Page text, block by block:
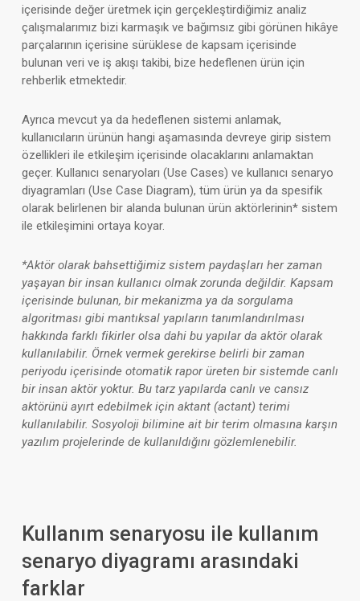
içerisinde değer üretmek için gerçekleştirdiğimiz analiz
çalışmalarımız bizi karmaşık ve bağımsız gibi görünen hikâye
parçalarının içerisine sürüklese de kapsam içerisinde
bulunan veri ve iş akışı takibi, bize hedeflenen ürün için
rehberlik etmektedir.
Ayrıca mevcut ya da hedeflenen sistemi anlamak,
kullanıcıların ürünün hangi aşamasında devreye girip sistem
özellikleri ile etkileşim içerisinde olacaklarını anlamaktan
geçer. Kullanıcı senaryoları (Use Cases) ve kullanıcı senaryo
diyagramları (Use Case Diagram), tüm ürün ya da spesifik
olarak belirlenen bir alanda bulunan ürün aktörlerinin* sistem
ile etkileşimini ortaya koyar.
*Aktör olarak bahsettiğimiz sistem paydaşları her zaman
yaşayan bir insan kullanıcı olmak zorunda değildir. Kapsam
içerisinde bulunan, bir mekanizma ya da sorgulama
algoritması gibi mantıksal yapıların tanımlandırılması
hakkında farklı fikirler olsa dahi bu yapılar da aktör olarak
kullanılabilir. Örnek vermek gerekirse belirli bir zaman
periyodu içerisinde otomatik rapor üreten bir sistemde canlı
bir insan aktör yoktur. Bu tarz yapılarda canlı ve cansız
aktörünü ayırt edebilmek için aktant (actant) terimi
kullanılabilir. Sosyoloji bilimine ait bir terim olmasına karşın
yazılım projelerinde de kullanıldığını gözlemlenebilir.
Kullanım senaryosu ile kullanım
senaryo diyagramı arasındaki
farklar